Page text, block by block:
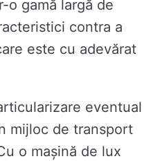
o gamă largă de
contra a
este cu adevărat
eventual
mijloc de transport
o mașină de lux